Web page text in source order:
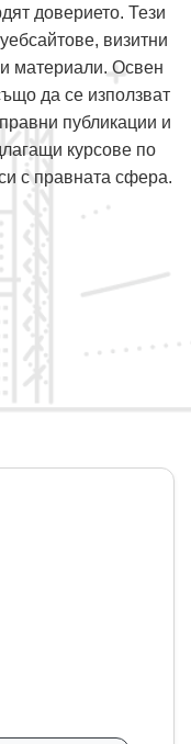
доверието. Тези
визитни
материали. Освен
да се използват
публикации и
курсове по
с правната сфера.